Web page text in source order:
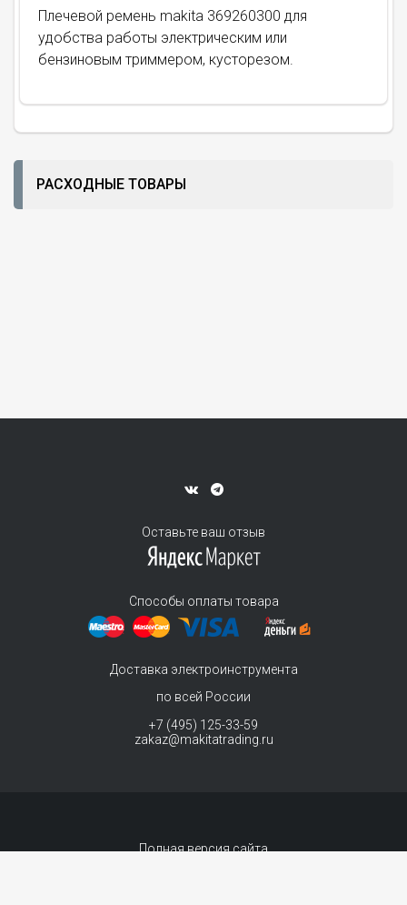
Плечевой ремень makita 369260300 для
удобства работы электрическим или
бензиновым триммером, кусторезом.
РАСХОДНЫЕ ТОВАРЫ
Оставьте ваш отзыв
Способы оплаты товара
Доставка электроинструмента
по всей России
+7 (495) 125-33-59
zakaz@makitatrading.ru
Полная версия сайта